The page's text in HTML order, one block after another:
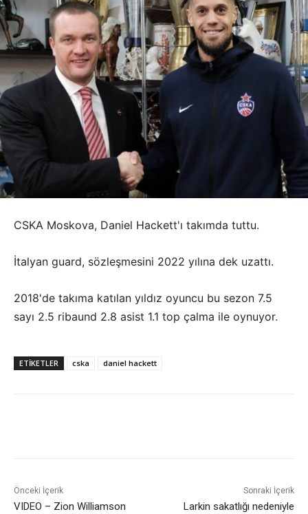
CSKA Moskova, Daniel Hackett'ı takımda tuttu.
İtalyan guard, sözleşmesini 2022 yılına dek uzattı.
2018'de takıma katılan yıldız oyuncu bu sezon 7.5
sayı 2.5 ribaund 2.8 asist 1.1 top çalma ile oynuyor.
ETIKETLER cska daniel hackett
Önceki İçerik
VIDEO – Zion Williamson
Sonraki İçerik
Larkin sakatlığı nedeniyle